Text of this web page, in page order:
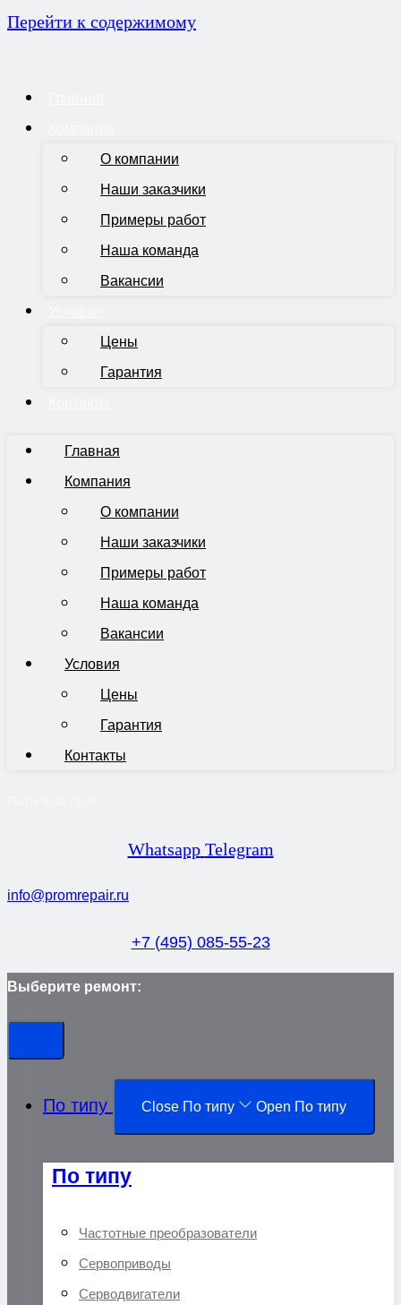
Перейти к содержимому
О компании
Наши заказчики
Примеры работ
Наша команда
Вакансии
Цены
Гарантия
Главная
Компания
О компании
Наши заказчики
Примеры работ
Наша команда
Вакансии
Условия
Цены
Гарантия
Контакты
Whatsapp Telegram
info@promrepair.ru
+7 (495) 085-55-23
Выберите ремонт:
По типу Close По типу Open По типу
По типу
Частотные преобразователи
Сервоприводы
Серводвигатели